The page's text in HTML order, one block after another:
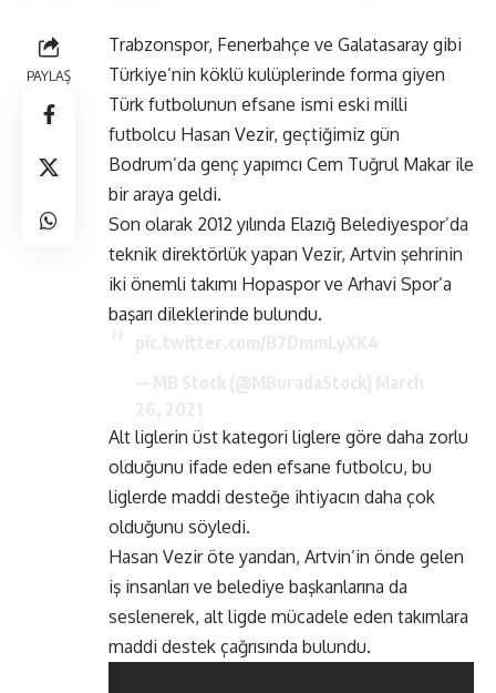
PAYLAŞ
Trabzonspor, Fenerbahçe ve Galatasaray gibi
Türkiye’nin köklü kulüplerinde forma giyen
Türk futbolunun efsane ismi eski milli
futbolcu Hasan Vezir, geçtiğimiz gün
Bodrum’da genç yapımcı Cem Tuğrul Makar ile
bir araya geldi.
Son olarak 2012 yılında Elazığ Belediyespor’da
teknik direktörlük yapan Vezir, Artvin şehrinin
iki önemli takımı Hopaspor ve Arhavi Spor’a
başarı dileklerinde bulundu.
Alt liglerin üst kategori liglere göre daha zorlu
olduğunu ifade eden efsane futbolcu, bu
liglerde maddi desteğe ihtiyacın daha çok
olduğunu söyledi.
Hasan Vezir öte yandan, Artvin’in önde gelen
iş insanları ve belediye başkanlarına da
seslenerek, alt ligde mücadele eden takımlara
maddi destek çağrısında bulundu.